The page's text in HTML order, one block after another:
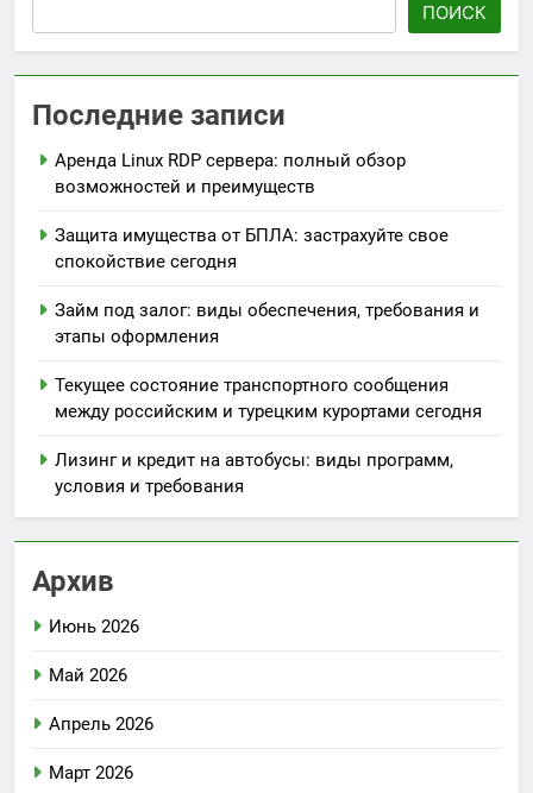
ПОИСК
Последние записи
Аренда Linux RDP сервера: полный обзор
возможностей и преимуществ
Защита имущества от БПЛА: застрахуйте свое
спокойствие сегодня
Займ под залог: виды обеспечения, требования и
этапы оформления
Текущее состояние транспортного сообщения
между российским и турецким курортами сегодня
Лизинг и кредит на автобусы: виды программ,
условия и требования
Архив
Июнь 2026
Май 2026
Апрель 2026
Март 2026